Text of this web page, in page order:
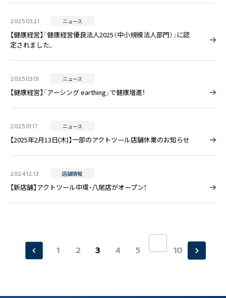
2025.03.21 ニュース
【健康経営】「健康経営優良法人2025（中小規模法人部門）」に認
定されました。
2025.03.01 ニュース
【健康経営】「アーシング earthing」で健康増進！
2025.01.17 ニュース
【2025年2月13日(木)】一部のアクトツール店舗休業のお知らせ
2024.12.13 店舗情報
【新店舗】アクトツール中環・八尾店がオープン！
« 1 2 3 4 5 10 »